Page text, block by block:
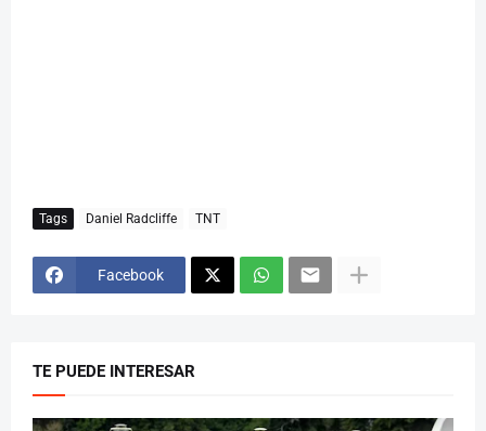
Tags Daniel Radcliffe TNT
Facebook
TE PUEDE INTERESAR